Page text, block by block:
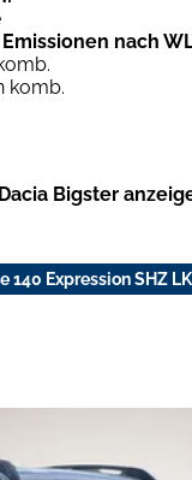
nach
komb.
Bigster
140 Expression SHZ